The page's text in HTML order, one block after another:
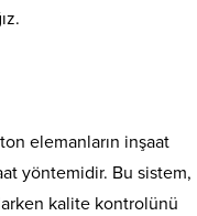
elemanların inşaat
yöntemidir. Bu sistem,
kalite kontrolünü